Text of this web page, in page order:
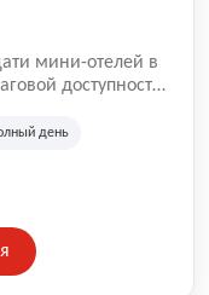
мини-отелей в
доступности
сад,
и
день